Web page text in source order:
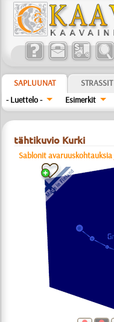
SAPLUUNAT
STRASSIT
- Luettelo -
Esimerkit
tähtikuvio Kurki
Sablonit avaruuskohtauksia